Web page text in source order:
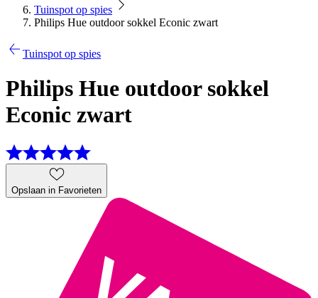
Tuinspot op spies
Philips Hue outdoor sokkel Econic zwart
Tuinspot op spies
Philips Hue outdoor sokkel
Econic zwart
Opslaan in Favorieten